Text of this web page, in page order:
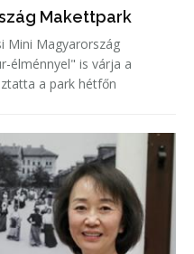
Makettpark
Mini Magyarország
élménnyel" is várja a
a park hétfőn